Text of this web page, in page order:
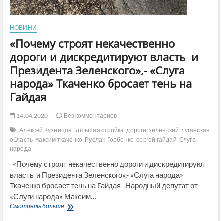
НОВИНИ
«Почему строят некачественно
дороги и дискредитируют власть и
Президента Зеленского»,- «Слуга
народа» Ткаченко бросает тень на
Гайдая
14.04.2020
Без комментариев
Алексей Кузнецов Большая стройка дороги зеленский луганская
область максим ткаченко Руслан Горбенко сергей гайдай Слуга
народа
«Почему строят некачественно дороги и дискредитируют
власть и Президента Зеленского»,- «Слуга народа»
Ткаченко бросает тень на Гайдая Народный депутат от
«Слуги народа» Максим…
Смотреть больше«Почему